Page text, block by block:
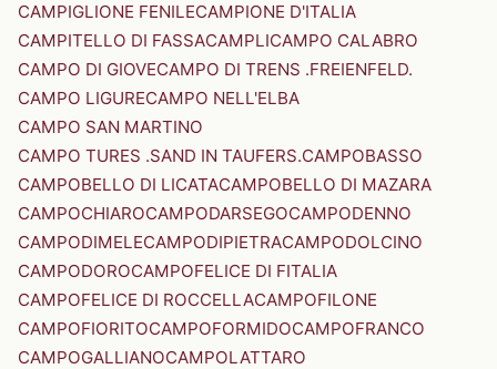
CAMPIGLIONE FENILECAMPIONE D'ITALIA
CAMPITELLO DI FASSACAMPLICAMPO CALABRO
CAMPO DI GIOVECAMPO DI TRENS .FREIENFELD.
CAMPO LIGURECAMPO NELL'ELBA
CAMPO SAN MARTINO
CAMPO TURES .SAND IN TAUFERS.CAMPOBASSO
CAMPOBELLO DI LICATACAMPOBELLO DI MAZARA
CAMPOCHIAROCAMPODARSEGOCAMPODENNO
CAMPODIMELECAMPODIPIETRACAMPODOLCINO
CAMPODOROCAMPOFELICE DI FITALIA
CAMPOFELICE DI ROCCELLACAMPOFILONE
CAMPOFIORITOCAMPOFORMIDOCAMPOFRANCO
CAMPOGALLIANOCAMPOLATTARO